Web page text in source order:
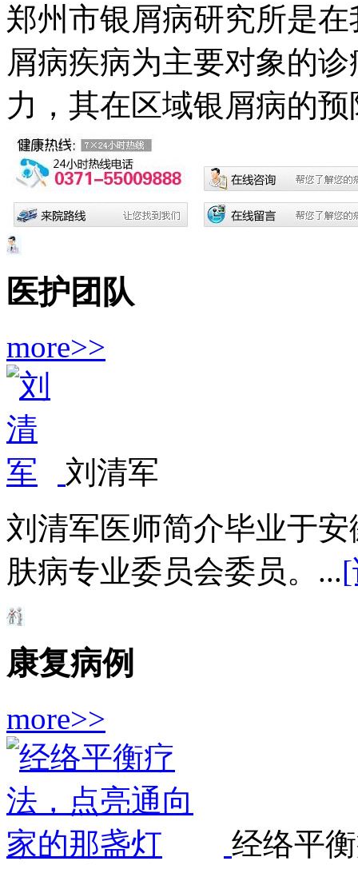
郑州市银屑病研究所是
屑病疾病为主要对象的
力，其在区域银屑病的预
医护团队
more>>
刘清军
刘清军医师简介毕业于
肤病专业委员会委员。...
康复病例
more>>
经络平